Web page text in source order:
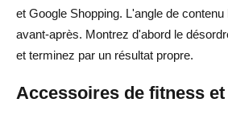
et Google Shopping. L'angle de
avant-après. Montrez d'abord le
et terminez par un résultat propre.
Accessoires de fitness